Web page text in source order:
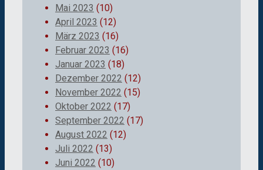
Mai 2023 (10)
April 2023 (12)
März 2023 (16)
Februar 2023 (16)
Januar 2023 (18)
Dezember 2022 (12)
November 2022 (15)
Oktober 2022 (17)
September 2022 (17)
August 2022 (12)
Juli 2022 (13)
Juni 2022 (10)